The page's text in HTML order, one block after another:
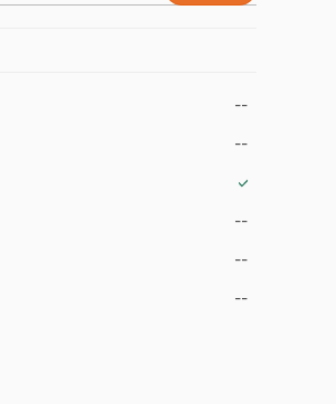
--
--
--
--
--